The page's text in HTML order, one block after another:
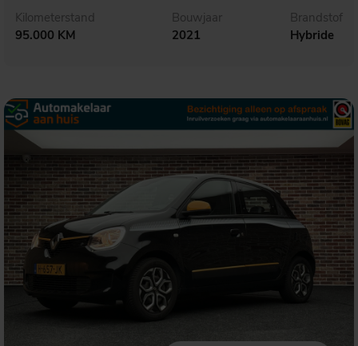
Kilometerstand
95.000 KM
Bouwjaar
2021
Brandstof
Hybride